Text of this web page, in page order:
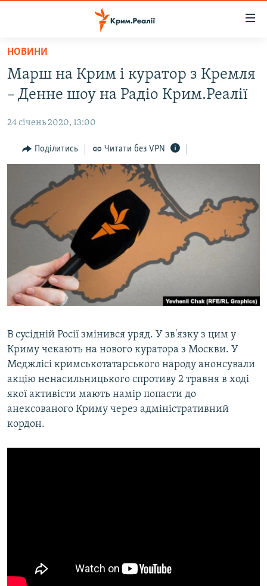
Перейти
основного
матеріалу
до
навігації
Перейти
пошуку
ВОДА.КРИМ
ПОЛІТИКА
БЛОГИ
ІНТЕРВ'Ю
ВСЕ ЗА ДЕНЬ
СПЕЦПРОЕКТИ
ДЕПОРТАЦІЯ
ВІДЕОУРОКИ «ELIFBE»
СВІДЧЕННЯ ОКУПАЦІЇ
ІНФОГРАФІКА
ЯК ОБІЙТИ БЛОКУВАННЯ
Русский
Qırımtatar
ДОЛУЧАЙСЯ!
Усі сайти RFE/RL
НОВИНИ
Марш на Крим і куратор з Кремля
– Денне шоу на Радіо Крим.Реалії
24 січень 2020, 13:00
Поділитись Читати без VPN
В сусідній Росії змінився уряд. У зв'язку з цим у
Криму чекають на нового куратора з Москви. У
Меджлісі кримськотатарського народу анонсували
акцію ненасильницького спротиву 2 травня в ході
якої активісти мають намір попасти до
анексованого Криму через адміністративний
кордон.